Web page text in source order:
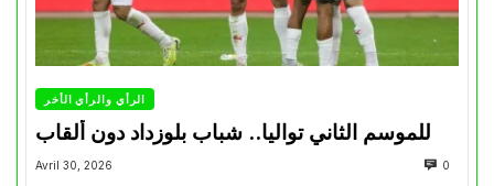
الرأي والرأي الأخر
للموسم الثاني تواليا.. شباب بلوزداد دون ألقاب
Avril 30, 2026 0